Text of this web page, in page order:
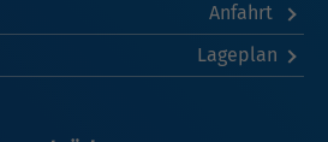
Anfahrt
Lageplan